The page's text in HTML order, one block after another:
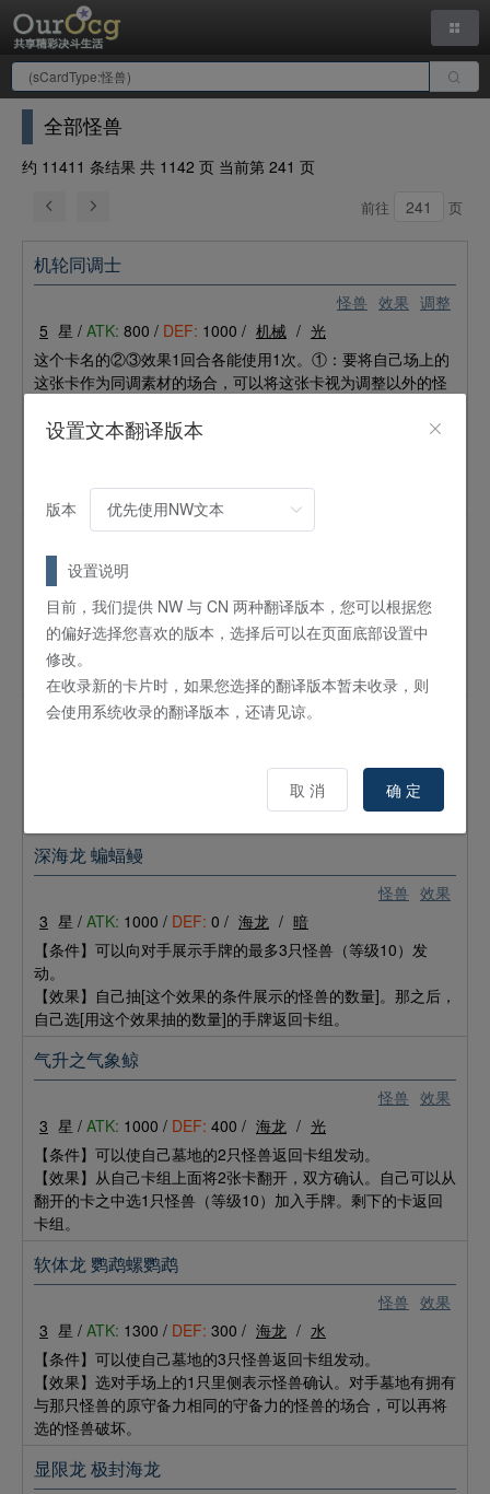
全部怪兽
约 11411 条结果 共 1142 页 当前第 241 页
前往 页
怪兽 效果 调整
机轮同调士
5 星 / ATK: 800 / DEF: 1000 / 机械 / 光
这个卡名的②③效果1回合各能使用1次。①：要将自己场上的
这张卡作为同调素材的场合，可以将这张卡视为调整以外的怪
的召唤。这个效果发动后，直到回合结束时为止自己从额外卡
降最多4。
星 / ATK:2500 /DEF: 2500 / 魔法师 /
光
这张卡不能通常召唤。仅在自己的墓地有25张以上的卡存在的
场合才能特殊召唤。①：只要对手的墓地有25张以上的卡存
在，这张卡的攻击力·守备力就上升2500。
威严主宰星暴龙
银河 / 光
统率几万颗星的王者之辉煌。到达极致之时，显现真正身姿。
怪兽 效果
深海龙 蝙蝠鳗
3 星 / ATK: 1000 / DEF: 0 / 海龙 / 暗
【条件】可以向对手展示手牌的最多3只怪兽（等级10）发
动。
【效果】自己抽[这个效果的条件展示的怪兽的数量]。那之后，
自己选[用这个效果抽的数量]的手牌返回卡组。
怪兽 效果
气升之气象鲸
3 星 / ATK: 1000 / DEF: 400 / 海龙 / 光
【条件】可以使自己墓地的2只怪兽返回卡组发动。
【效果】从自己卡组上面将2张卡翻开，双方确认。自己可以从
翻开的卡之中选1只怪兽（等级10）加入手牌。剩下的卡返回
卡组。
怪兽 效果
软体龙 鹦鹉螺鹦鹉
3 星 / ATK: 1300 / DEF: 300 / 海龙 / 水
【条件】可以使自己墓地的3只怪兽返回卡组发动。
【效果】选对手场上的1只里侧表示怪兽确认。对手墓地有拥有
与那只怪兽的原守备力相同的守备力的怪兽的场合，可以再将
选的怪兽破坏。
显限龙 极封海龙
设置文本翻译版本
版本
设置说明
目前，我们提供 NW 与 CN 两种翻译版本，您可以根据您
的偏好选择您喜欢的版本，选择后可以在页面底部设置中
修改。
在收录新的卡片时，如果您选择的翻译版本暂未收录，则
会使用系统收录的翻译版本，还请见谅。
取 消 确 定